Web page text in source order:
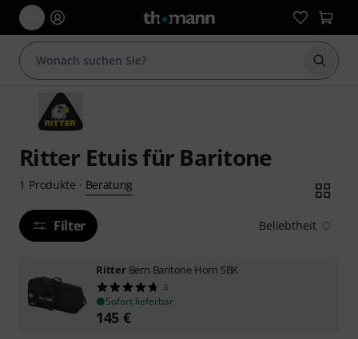
Suche
Ritter Etuis für Baritone
1 Produkte · Beratung
Filter Beliebtheit
Ritter Bern Baritone Horn SBK
3
Sofort lieferbar
145 €